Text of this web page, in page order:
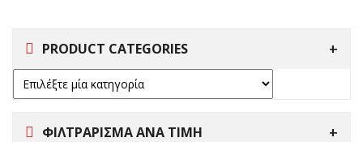
PRODUCT CATEGORIES
ΦΙΛΤΡΑΡΙΣΜΑ ΑΝΑ ΤΙΜΗ